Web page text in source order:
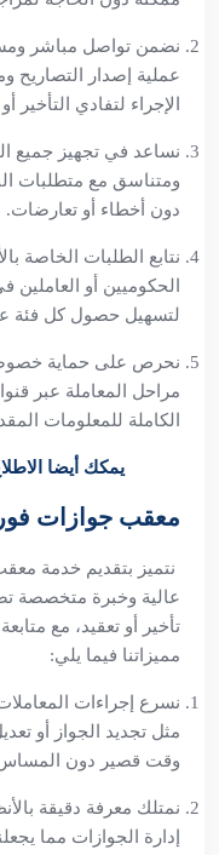
نضمن تواصل مباشر
عملية إصدار التصاريح
الإجراء لتفادي التأخير
نساعد في تجهيز جميع
ومتناسق مع متطلبات
دون أخطاء أو تعارضات.
نتابع الطلبات الخاصة
الحكوميين أو
لتسهيل حصول كل فئة
نحرص على حماية
مراحل المعاملة عبر
الكاملة للمعلومات
يمكك أيضا
معقب جوازات
نتميز بتقديم خدمة
عالية وخبرة متخصصة
تأخير أو تعقيد، مع
مميزاتنا فيما يلي:
نسرع إجراءات
مثل تجديد الجواز أو
وقت قصير دون المساس
نمتلك معرفة دقيقة
إدارة الجوازات مما